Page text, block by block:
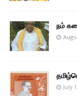
நம்
July